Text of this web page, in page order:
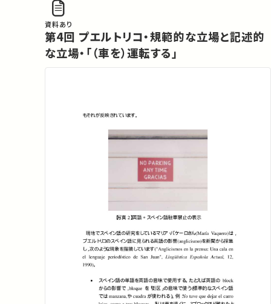
資料あり
第4回 プエルトリコ・規範的な立場と記述的
な立場・「（車を）運転する」